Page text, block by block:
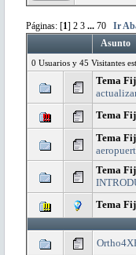
Páginas: [1] 2 3 ... 70
Ir
Asunto
0 Usuarios y 45 Visitantes
Tema
Tema
Tema
Tema
Tema